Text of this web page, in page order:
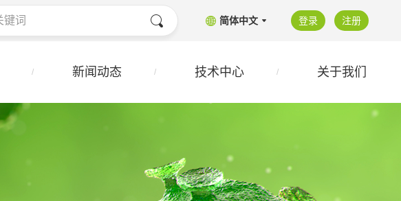
简体中文 登录 注册
新闻动态 技术中心 关于我们